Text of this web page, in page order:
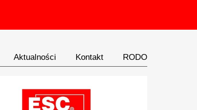
Aktualności Kontakt RODO